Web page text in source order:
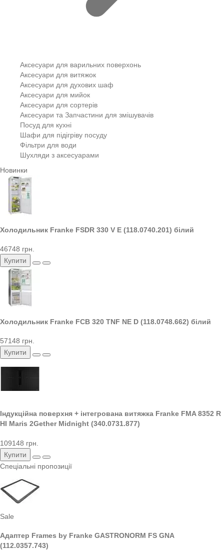
Аксесуари для варильних поверхонь
Аксесуари для витяжок
Аксесуари для духових шаф
Аксесуари для мийок
Аксесуари для сортерів
Аксесуари та Запчастини для змішувачів
Посуд для кухні
Шафи для підігріву посуду
Фільтри для води
Шухляди з аксесуарами
Новинки
Холодильник Franke FSDR 330 V E (118.0740.201) білий
46748 грн.
Купити
Холодильник Franke FCB 320 TNF NE D (118.0748.662) білий
57148 грн.
Купити
Індукційна поверхня + інтегрована витяжка Franke FMA 8352 R
HI Maris 2Gether Midnight (340.0731.877)
109148 грн.
Купити
Спеціальні пропозиції
Sale
Адаптер Frames by Franke GASTRONORM FS GNA
(112.0357.743)